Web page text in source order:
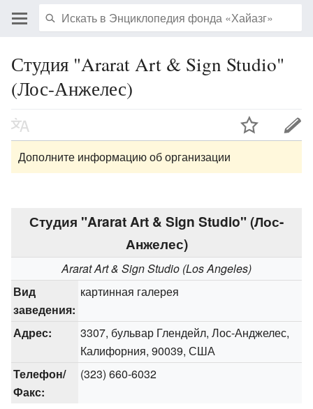
Студия "Ararat Art & Sign Studio"
(Лос-Анжелес)
Дополните информацию об организации
Студия "Ararat Art & Sign Studio" (Лос-
Анжелес)
Ararat Art & Sign Studio (Los Angeles)
Вид
заведения:
картинная галерея
Адрес:
3307, бульвар Глендейл, Лос-Анджелес,
Калифорния, 90039, США
Телефон/
Факс:
(323) 660-6032